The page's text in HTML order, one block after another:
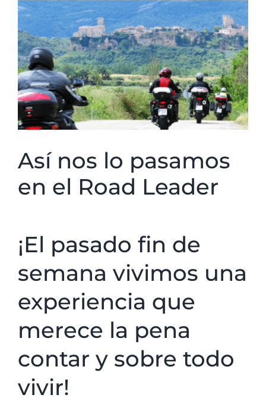
Ver
más
grande
Así nos lo pasamos
en el Road Leader
¡El pasado fin de
semana vivimos una
experiencia que
merece la pena
contar y sobre todo
vivir!